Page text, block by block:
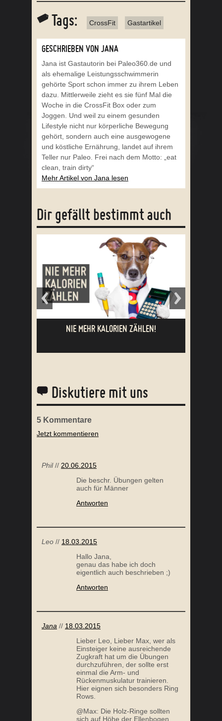
Tags: CrossFit Gastartikel
GESCHRIEBEN VON JANA
Jana ist Gastautorin bei Paleo360.de und
als ehemalige Leistungsschwimmerin
gehörte Sport schon immer zu ihrem Leben
dazu. Mittlerweile zieht es sie fünf Mal die
Woche in die CrossFit Box oder zum
Joggen. Und weil zu einem gesunden
Lifestyle nicht nur körperliche Bewegung
gehört, sondern auch eine ausgewogene
und köstliche Ernährung, landet auf ihrem
Teller nur Paleo. Frei nach dem Motto: „eat
clean, train dirty“
Mehr Artikel von Jana lesen
Dir gefällt bestimmt auch
NIE MEHR KALORIEN ZÄHLEN!
HIMBEER-BANANENBROT MIT CHIASAMEN
6 TIPPS FÜR GLÜCKLICHE DARMBAKTERIEN
Diskutiere mit uns
5 Kommentare
Jetzt kommentieren
Phil// 20.06.2015
Die beschr. Übungen gelten
auch für Männer
Antworten
Leo // 18.03.2015
Hallo Jana,
genau das habe ich doch
eigentlich auch beschrieben ;)
Antworten
Jana // 18.03.2015
Lieber Leo, Lieber Max, wer als
Einsteiger keine ausreichende
Zugkraft hat um die Übungen
durchzuführen, der sollte erst
einmal die Arm- und
Rückenmuskulatur trainieren.
Hier eignen sich besonders Ring
Rows.
@Max: Die Holz-Ringe sollten
sich auf Höhe der Ellenbogen